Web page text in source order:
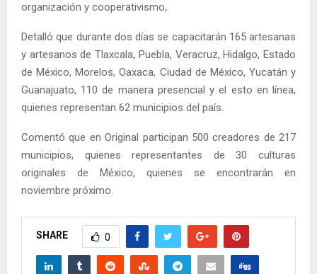
organización y cooperativismo,.
Detalló que durante dos días se capacitarán 165 artesanas
y artesanos de Tlaxcala, Puebla, Veracruz, Hidalgo, Estado
de México, Morelos, Oaxaca, Ciudad de México, Yucatán y
Guanajuato, 110 de manera presencial y el esto en línea,
quienes representan 62 municipios del país.
Comentó que en Original participan 500 creadores de 217
municipios, quienes representantes de 30 culturas
originales de México, quienes se encontrarán en
noviembre próximo.
SHARE 0